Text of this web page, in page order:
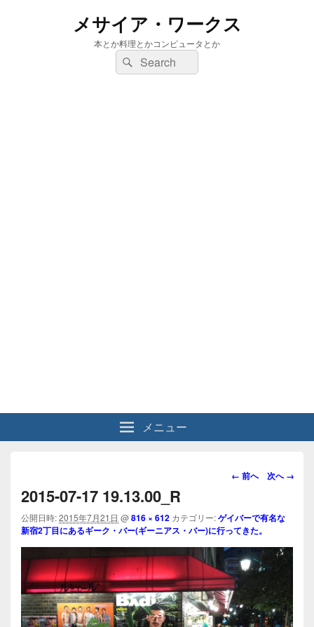
メサイア・ワークス
本とか料理とかコンピュータとか
検
索:
検
索
メニュー
画
ビ
ゲ
ー
シ
ョ
ン
← 前へ 次へ →
2015-07-17 19.13.00_R
公開日時:2015年7月21日 @816 × 612 カテゴリー:ゲイバーで有名な
新宿2丁目にあるギーク・バー(ギーニアス・バー)に行ってきた。